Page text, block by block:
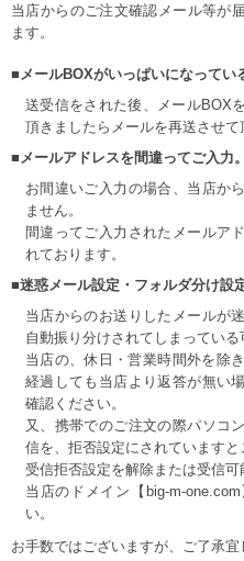
当店からのご注文確認メール等が
ます。
■メールBOXがいっぱいになってい
送受信をされた後、メールBOX
頂きましたらメールを再送させて
■メールアドレスを間違ってご入力。
お間違いご入力の場合、当店か
ません。
間違ってご入力されたメールア
れております。
■迷惑メール設定・フォルダ分け設定
当店からのお送りしたメールが
自動振り分けされてしまっている
当店の、休日・営業時間外を除
経過しても当店より返答が無い
確認ください。
又、携帯でのご注文の際パソコ
信を、拒否設定にされていますと
受信拒否設定を解除または受信可
当店のドメイン【big-m-
い。
お手数ではございますが、ご了承宜